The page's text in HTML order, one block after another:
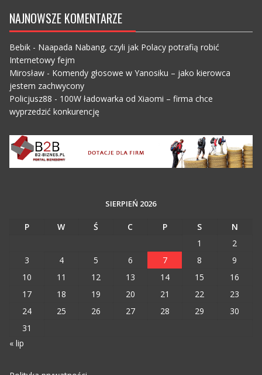
NAJNOWSZE KOMENTARZE
Bebik- Naapada Nabang, czyli jak Polacy potrafią robić
Internetowy fejm
Mirosław- Komendy głosowe w Yanosiku – jako kierowca
jestem zachwycony
Policjusz88 - 100W ładowarka od Xiaomi – firma chce
wyprzedzić konkurencję
SIERPIEŃ 2026
P W Ś C P S
N
1
2
3
4 5 6 7 8
9
10
11 12 13 14 15
16
17
18 19 20 21 22
23
24
25 26 27 28 29
30
31
« lip